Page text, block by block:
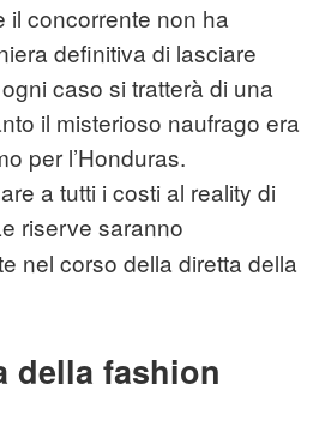
il concorrente non ha
definitiva di lasciare
caso si tratterà di una
il misterioso naufrago era
per l’Honduras.
a tutti i costi al reality di
riserve saranno
nel corso della diretta della
della fashion